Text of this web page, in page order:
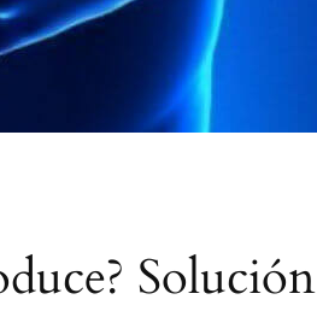
Solución